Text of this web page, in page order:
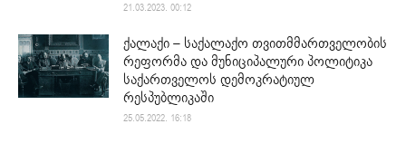
21.03.2023. 00:12
ქალაქი – საქალაქო თვითმმართველობის
რეფორმა და მუნიციპალური პოლიტიკა
საქართველოს დემოკრატიულ
რესპუბლიკაში
25.05.2022. 16:18